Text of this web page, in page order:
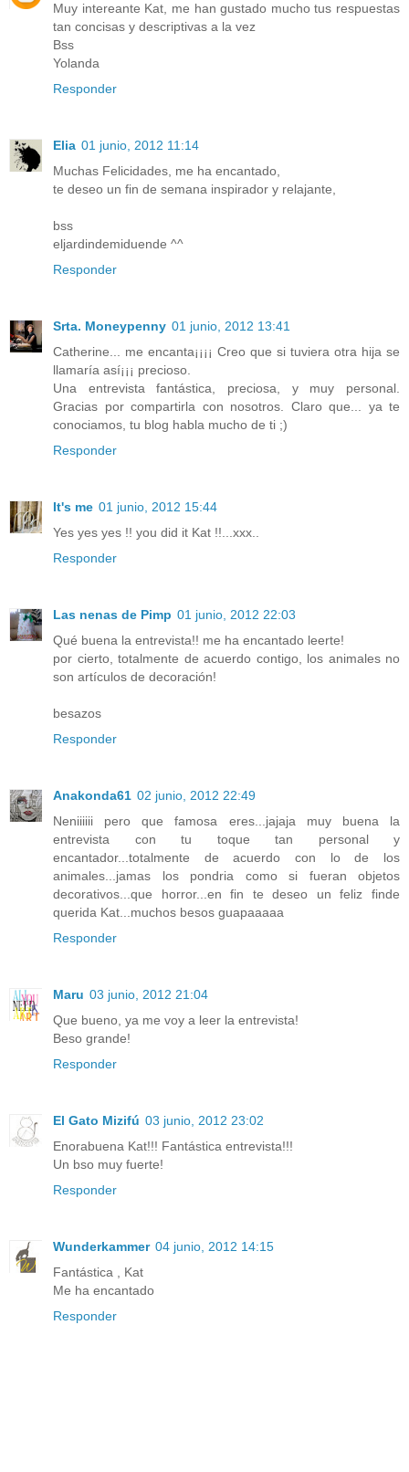
Muy intereante Kat, me han gustado mucho tus respuestas
tan concisas y descriptivas a la vez
Bss
Yolanda
Responder
Elia 01 junio, 2012 11:14
Muchas Felicidades, me ha encantado,
te deseo un fin de semana inspirador y relajante,
bss
eljardindemiduende ^^
Responder
Srta. Moneypenny 01 junio, 2012 13:41
Catherine... me encanta¡¡¡¡ Creo que si tuviera otra hija se
llamaría así¡¡¡ precioso.
Una entrevista fantástica, preciosa, y muy personal.
Gracias por compartirla con nosotros. Claro que... ya te
conociamos, tu blog habla mucho de ti ;)
Responder
It's me 01 junio, 2012 15:44
Yes yes yes !! you did it Kat !!...xxx..
Responder
Las nenas de Pimp 01 junio, 2012 22:03
Qué buena la entrevista!! me ha encantado leerte!
por cierto, totalmente de acuerdo contigo, los animales no
son artículos de decoración!
besazos
Responder
Anakonda61 02 junio, 2012 22:49
Neniiiiii pero que famosa eres...jajaja muy buena la
entrevista con tu toque tan personal y
encantador...totalmente de acuerdo con lo de los
animales...jamas los pondria como si fueran objetos
decorativos...que horror...en fin te deseo un feliz finde
querida Kat...muchos besos guapaaaaa
Responder
Maru 03 junio, 2012 21:04
Que bueno, ya me voy a leer la entrevista!
Beso grande!
Responder
El Gato Mizifú 03 junio, 2012 23:02
Enorabuena Kat!!! Fantástica entrevista!!!
Un bso muy fuerte!
Responder
Wunderkammer 04 junio, 2012 14:15
Fantástica , Kat
Me ha encantado
Responder